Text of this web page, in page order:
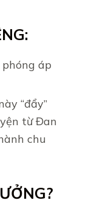
áp
“đẩy”
từ Đan
chu